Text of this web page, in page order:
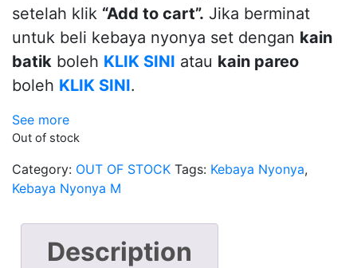
setelah klik “Add to cart”. Jika berminat
untuk beli kebaya nyonya set dengan kain
batik boleh KLIK SINI atau kain pareo
boleh KLIK SINI.
See more
Out of stock
Category: OUT OF STOCK Tags: Kebaya Nyonya,
Kebaya Nyonya M
Description